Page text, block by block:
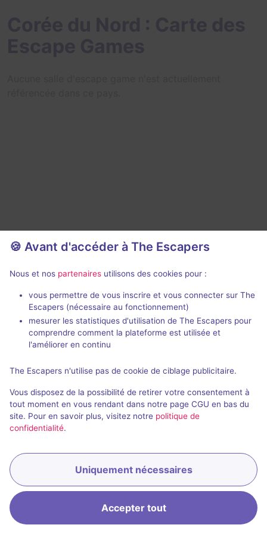
Accueil Recherche Connexion Menu
🍪 Avant d'accéder à The Escapers
Nous et nos partenaires utilisons des cookies pour :
vous permettre de vous inscrire et vous connecter sur The
Escapers (nécessaire au fonctionnement)
mesurer les statistiques d'utilisation de The Escapers pour
comprendre comment la plateforme est utilisée et
l'améliorer en continu
The Escapers n'utilise pas de cookie de ciblage publicitaire.
Vous disposez de la possibilité de retirer votre consentement à
tout moment en vous rendant dans notre page CGU en bas du
site. Pour en savoir plus, visitez notre politique de
confidentialité.
Uniquement nécessaires
Accepter tout